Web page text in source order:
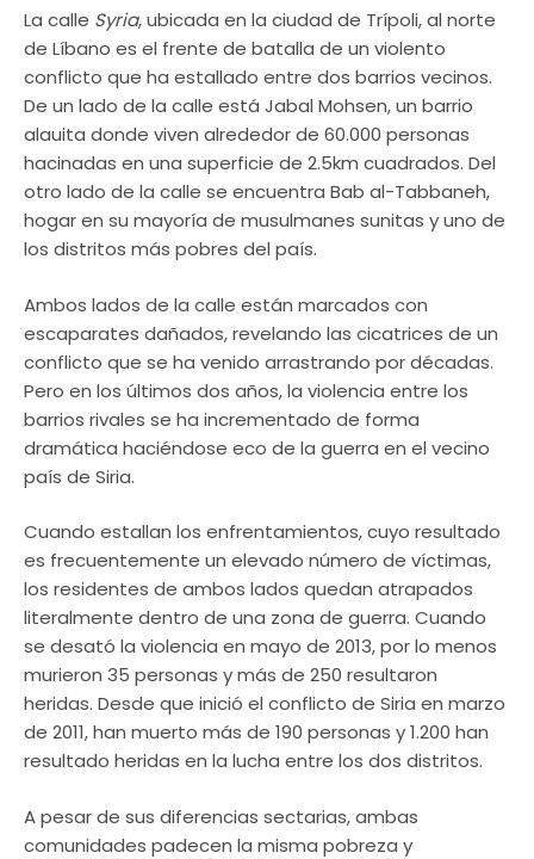
La calle Syria, ubicada en la ciudad de Trípoli, al norte
de Líbano es el frente de batalla de un violento
conflicto que ha estallado entre dos barrios vecinos.
De un lado de la calle está Jabal Mohsen, un barrio
alauita donde viven alrededor de 60.000 personas
hacinadas en una superficie de 2.5km cuadrados. Del
otro lado de la calle se encuentra Bab al-Tabbaneh,
hogar en su mayoría de musulmanes sunitas y uno de
los distritos más pobres del país.
Ambos lados de la calle están marcados con
escaparates dañados, revelando las cicatrices de un
conflicto que se ha venido arrastrando por décadas.
Pero en los últimos dos años, la violencia entre los
barrios rivales se ha incrementado de forma
dramática haciéndose eco de la guerra en el vecino
país de Siria.
Cuando estallan los enfrentamientos, cuyo resultado
es frecuentemente un elevado número de víctimas,
los residentes de ambos lados quedan atrapados
literalmente dentro de una zona de guerra. Cuando
se desató la violencia en mayo de 2013, por lo menos
murieron 35 personas y más de 250 resultaron
heridas. Desde que inició el conflicto de Siria en marzo
de 2011, han muerto más de 190 personas y 1.200 han
resultado heridas en la lucha entre los dos distritos.
A pesar de sus diferencias sectarias, ambas
comunidades padecen la misma pobreza y